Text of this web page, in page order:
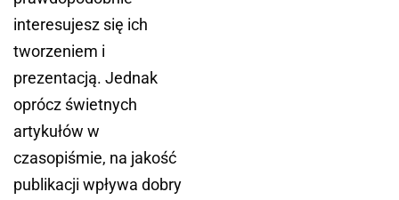
interesujesz się ich
tworzeniem i
prezentacją. Jednak
oprócz świetnych
artykułów w
czasopiśmie, na jakość
publikacji wpływa dobry